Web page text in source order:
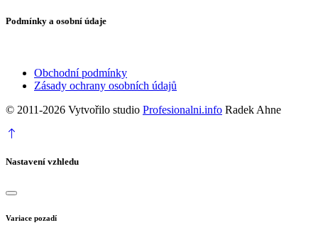
Podmínky a osobní údaje
Obchodní podmínky
Zásady ochrany osobních údajů
© 2011-2026 Vytvořilo studio Profesionalni.info Radek Ahne
Nastavení vzhledu
Variace pozadí